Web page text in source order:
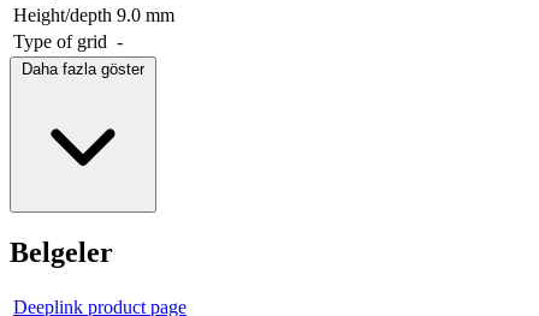
Height/depth 9.0 mm
Type of grid -
Daha fazla göster
Belgeler
Deeplink product page